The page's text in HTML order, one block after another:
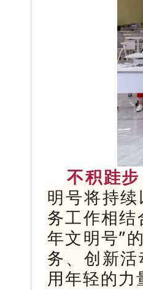
不积跬
明号将持
务工作相
年文明号”
务、创新
用年轻的